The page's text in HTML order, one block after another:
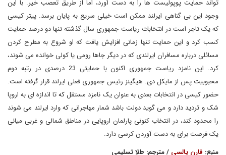
تواند حمایت پوپولیست ها را به دست آورد، اما از طریق تعصب خیر. با این
وجود این بی گناهی ایرلند ممکن است خیلی سریع به پایان برسد. پیتر کیسی
که یک تاجر است در انتخابات ریاست جمهوری سال گذشته تنها دو درصد حمایت
کسب کرد و این حمایت تنها زمانی افزایش یافت که او شروع به مطرح کردن
مسائلی درباره مسافران ایرلندی که در دیگر جاها رومی یا کولی خوانده می شوند،
کرد. این نامزد ریاست جمهوری اکنون با حمایتی 23 درصدی در رتبه دوم
محبوبیت پس از مایکل دی. هیگینز رئیس جمهوری فعلی ایرلند قرار گرفته است.
حضور کیسی در انتخابات بعدی به عنوان یک نامزد مستقل که تا اندازه ای به اروپا
شک و تردید دارد و می گوید دولت باشد شمار مهاجرانی که وارد ایرلند می شوند
را محدود کند، در انتخاب کنونی پارلمان اروپایی در مناطق شمالی و غربی میانی
یک فرصت برای به دست آوردن کرسی دارد.
منبع: فارن پالسی / مترجم: طلا تسلیمی